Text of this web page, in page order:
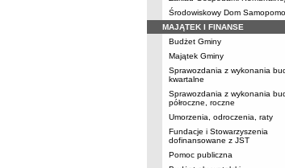
Środowiskowy Dom
MAJĄTEK I FINANSE
Budżet Gminy
Majątek Gminy
Sprawozdania z wykonania
kwartalne
Sprawozdania z wykonania
półroczne, roczne
Umorzenia, odroczenia, raty
Fundacje i Stowarzyszenia
dofinansowane z JST
Pomoc publiczna